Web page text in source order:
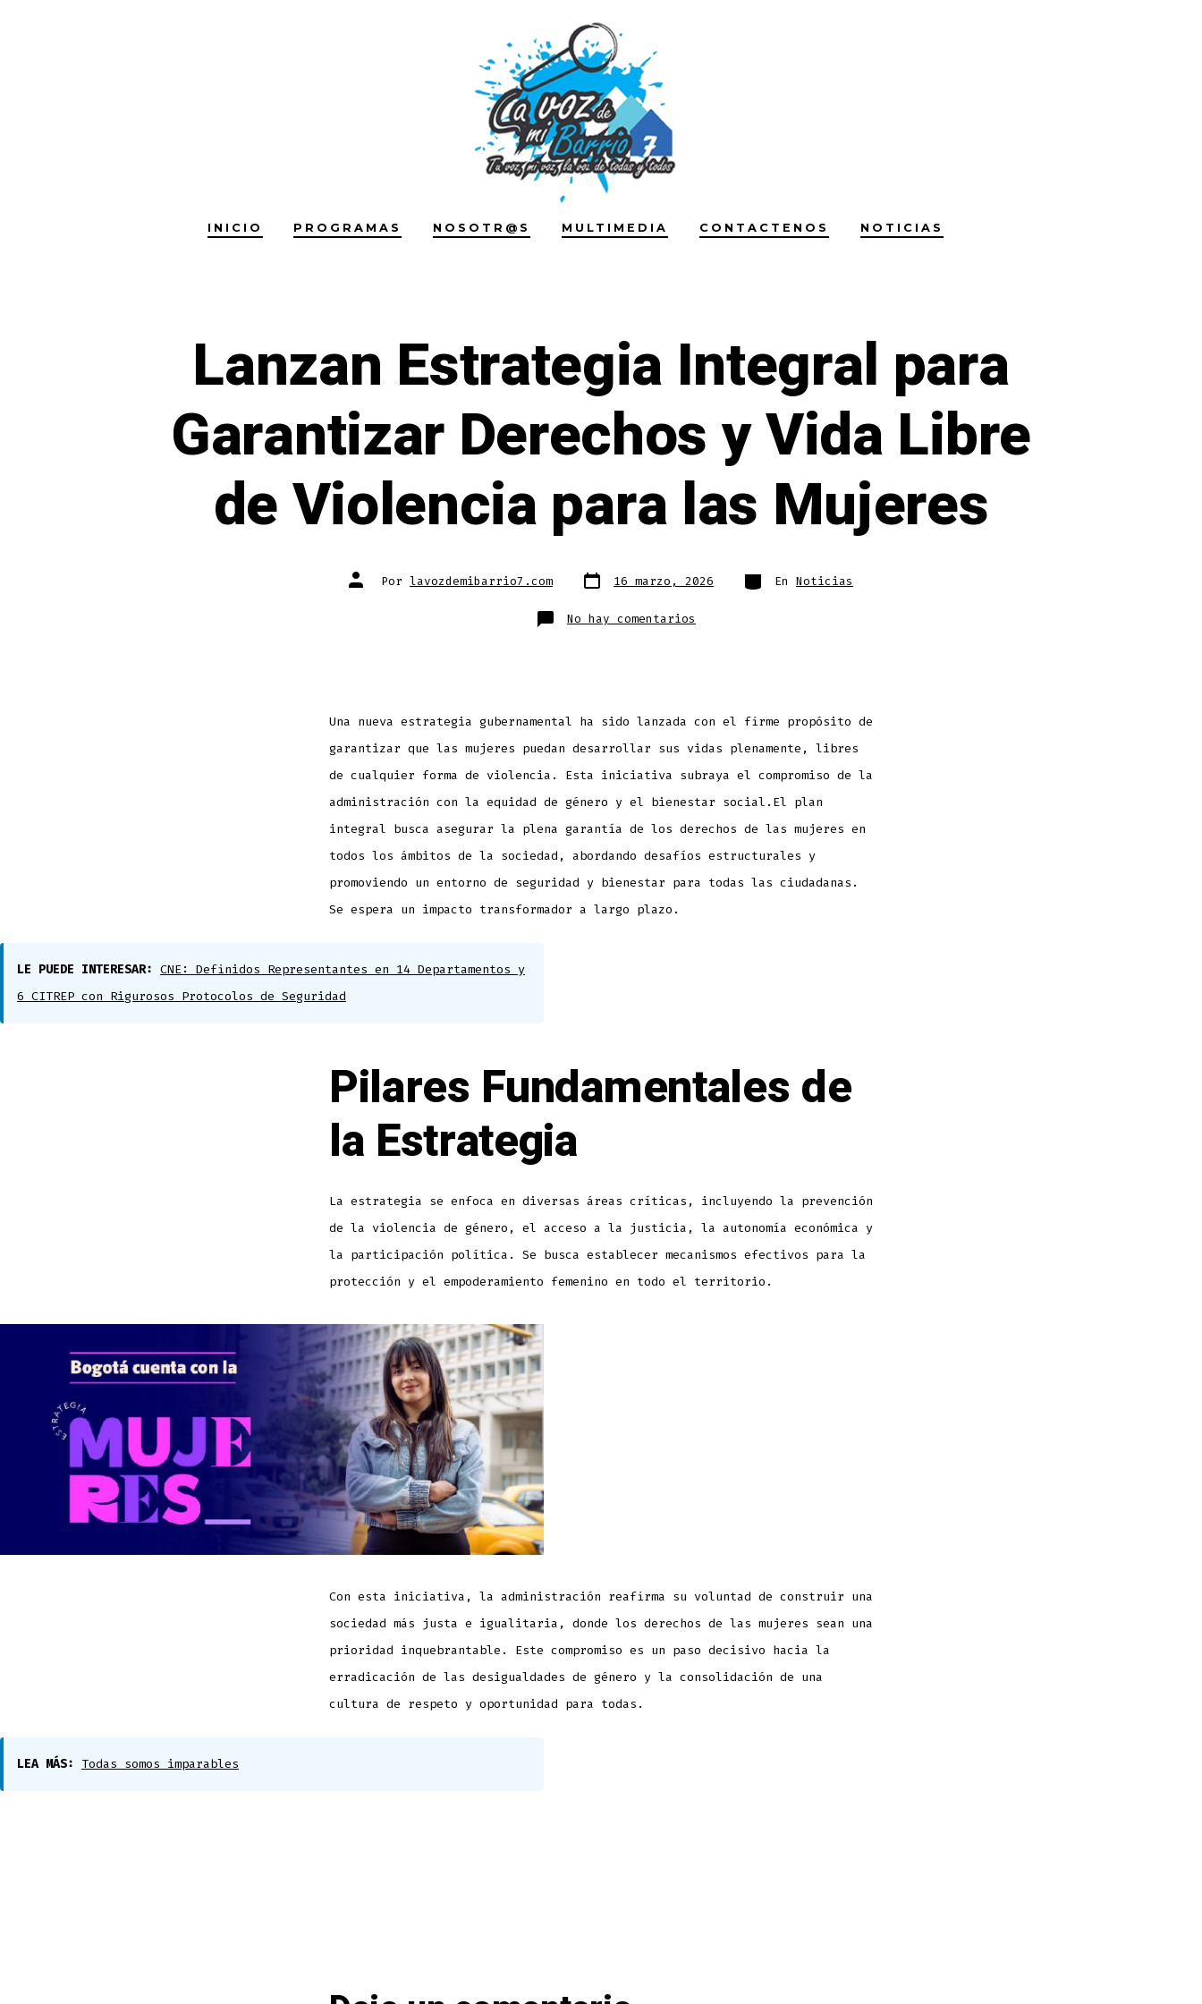
INICIO PROGRAMAS NOSOTR@S MULTIMEDIA CONTACTENOS NOTICIAS
Lanzan Estrategia Integral para
Garantizar Derechos y Vida Libre
de Violencia para las Mujeres
Autor
de Por lavozdemibarrio7.com Fecha
de 16 marzo, 2026 Categorías
En Noticias
No hay comentarios
Lanzan
Libre
de
para
las
Mujeres
Una nueva estrategia gubernamental ha sido lanzada con el firme propósito de
garantizar que las mujeres puedan desarrollar sus vidas plenamente, libres
de cualquier forma de violencia. Esta iniciativa subraya el compromiso de la
administración con la equidad de género y el bienestar social.El plan
integral busca asegurar la plena garantía de los derechos de las mujeres en
todos los ámbitos de la sociedad, abordando desafíos estructurales y
promoviendo un entorno de seguridad y bienestar para todas las ciudadanas.
Se espera un impacto transformador a largo plazo.
LE PUEDE INTERESAR: CNE: Definidos Representantes en 14 Departamentos y
6 CITREP con Rigurosos Protocolos de Seguridad
Pilares Fundamentales de
la Estrategia
La estrategia se enfoca en diversas áreas críticas, incluyendo la prevención
de la violencia de género, el acceso a la justicia, la autonomía económica y
la participación política. Se busca establecer mecanismos efectivos para la
protección y el empoderamiento femenino en todo el territorio.
Con esta iniciativa, la administración reafirma su voluntad de construir una
sociedad más justa e igualitaria, donde los derechos de las mujeres sean una
prioridad inquebrantable. Este compromiso es un paso decisivo hacia la
erradicación de las desigualdades de género y la consolidación de una
cultura de respeto y oportunidad para todas.
LEA MÁS: Todas somos imparables